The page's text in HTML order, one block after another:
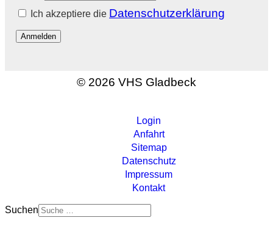
Ich akzeptiere die Datenschutzerklärung
Anmelden
© 2026 VHS Gladbeck
Login
Anfahrt
Sitemap
Datenschutz
Impressum
Kontakt
Suchen